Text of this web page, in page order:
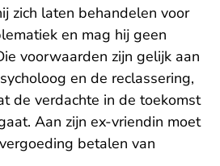
zich laten behandelen voor
en mag hij geen
voorwaarden zijn gelijk aan
en de reclassering,
de verdachte in de toekomst
Aan zijn ex-vriendin moet
betalen van